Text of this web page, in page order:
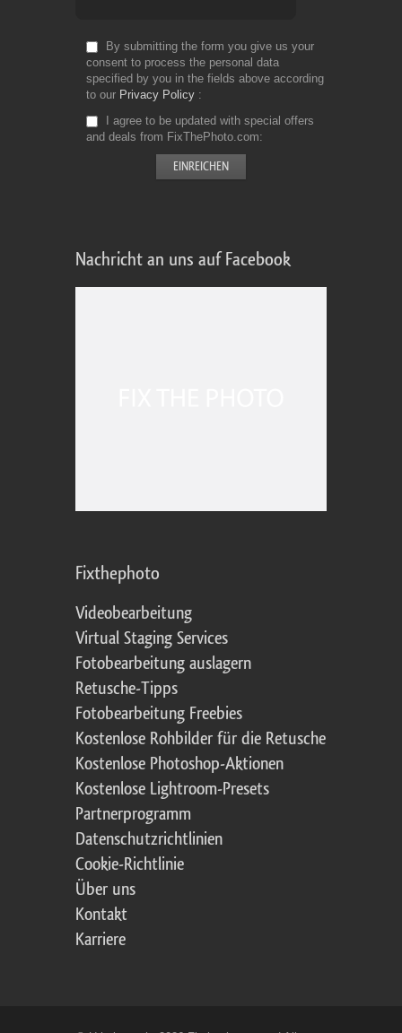
By submitting the form you give us your
consent to process the personal data
specified by you in the fields above according
to our Privacy Policy
I agree to be updated with special offers
and deals from FixThePhoto.com
Nachricht an uns auf Facebook
Fixthephoto
Videobearbeitung
Virtual Staging Services
Fotobearbeitung auslagern
Retusche-Tipps
Fotobearbeitung Freebies
Kostenlose Rohbilder für die Retusche
Kostenlose Photoshop-Aktionen
Kostenlose Lightroom-Presets
Partnerprogramm
Datenschutzrichtlinien
Cookie-Richtlinie
Über uns
Kontakt
Karriere